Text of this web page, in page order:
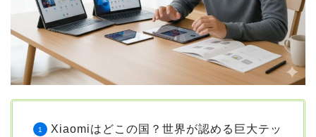
Xiaomiはどこの国？世界が認める巨大テッ